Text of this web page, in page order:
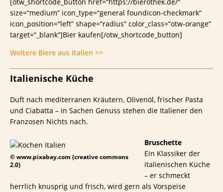
[otw_shortcode_button href=“https://bierothek.de/“
size=“medium“ icon_type=“general foundicon-checkmark“
icon_position=“left“ shape=“radius“ color_class=“otw-orange“
target=“_blank“]Bier kaufen[/otw_shortcode_button]
Weitere Biere aus Italien >>
Italienische Küche
Duft nach mediterranen Kräutern, Olivenöl, frischer Pasta
und Ciabatta – in Sachen Genuss stehen die Italiener den
Franzosen Nichts nach.
© www.pixabay.com (creative commons
2.0)
Bruschette
Ein Klassiker der
italienischen Küche
– er schmeckt
herrlich knusprig und frisch, wird gern als Vorspeise